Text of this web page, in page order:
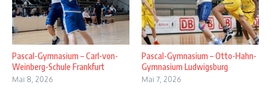
Pascal-Gymnasium – Carl-von-
Weinberg-Schule Frankfurt
Mai 8, 2026
Pascal-Gymnasium – Otto-Hahn-
Gymnasium Ludwigsburg
Mai 7, 2026